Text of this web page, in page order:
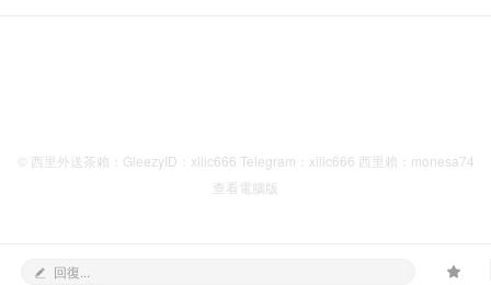
回復...
© 西里外送茶賴：GleezyID：xilic666 Telegram：xilic666 西里賴：monesa74
查看電腦版